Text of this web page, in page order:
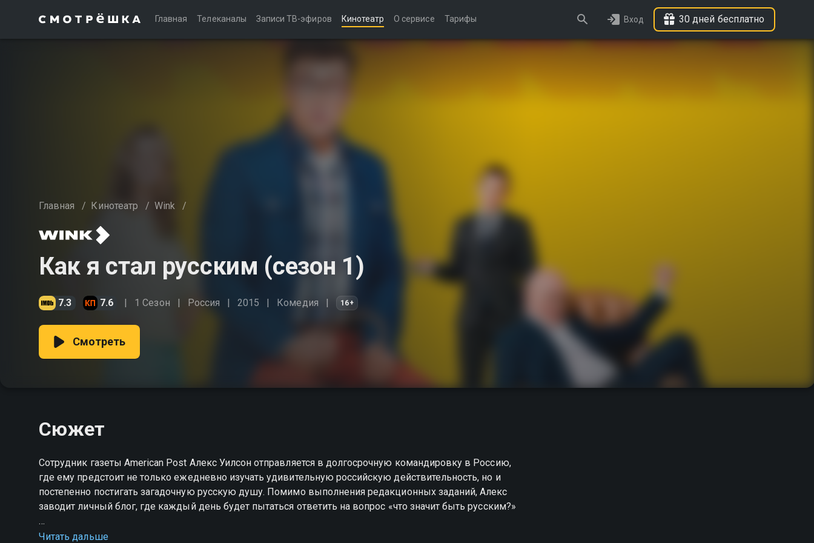
Главная Телеканалы Записи ТВ-эфиров Кинотеатр О сервисе Тарифы Вход 30 дней бесплатно
Главная / Кинотеатр / Wink /
Как я стал русским (сезон 1)
7.3 7.6 1 Сезон Россия 2015 Комедия 16+
Смотреть
Сюжет
Сотрудник газеты American Post Алекс Уилсон отправляется в долгосрочную командировку в Россию,
где ему предстоит не только ежедневно изучать удивительную российскую действительность, но и
постепенно постигать загадочную русскую душу. Помимо выполнения редакционных заданий, Алекс
заводит личный блог, где каждый день будет пытаться ответить на вопрос «что значит быть русским?»
Посмотреть онлайн 1 сезон сериала Как я стал русским вы можете совершенно бесплатно в хорошем
Читать дальше